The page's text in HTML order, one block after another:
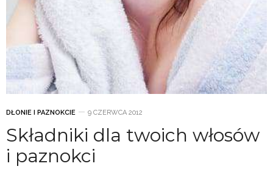
DŁONIE I PAZNOKCIE 9 CZERWCA 2012
Składniki dla twoich włosów
i paznokci